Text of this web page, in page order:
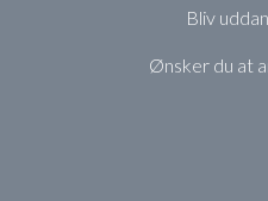
Bliv
Ønsker du at